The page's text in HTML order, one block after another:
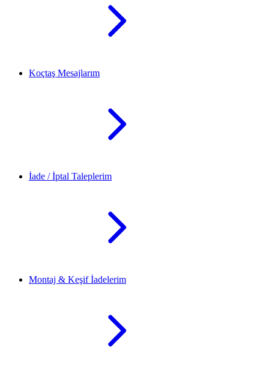
Koçtaş Mesajlarım
İade / İptal Taleplerim
Montaj & Keşif İadelerim